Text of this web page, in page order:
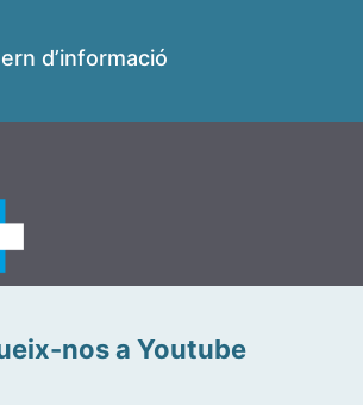
d’informació
nos a Youtube